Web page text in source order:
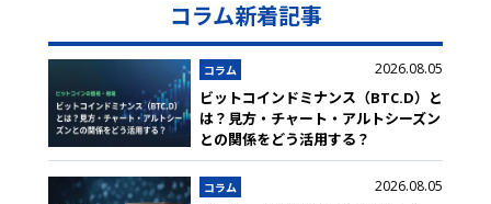
コラム新着記事
コラム 2026.08.05
ビットコインドミナンス（BTC.D）と
は？見方・チャート・アルトシーズン
との関係をどう活用する？
コラム 2026.08.05